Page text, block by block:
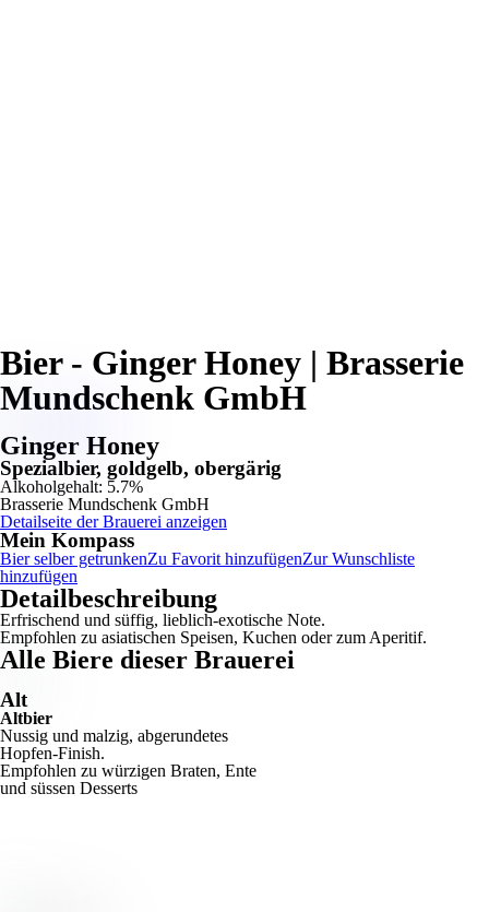
Bier - Ginger Honey | Brasserie
Mundschenk GmbH
Ginger Honey
Spezialbier, goldgelb, obergärig
Alkoholgehalt: 5.7%
Brasserie Mundschenk GmbH
Detailseite der Brauerei anzeigen
Mein Kompass
Bier selber getrunkenZu Favorit hinzufügenZur Wunschliste
hinzufügen
Detailbeschreibung
Erfrischend und süffig, lieblich-exotische Note.
Empfohlen zu asiatischen Speisen, Kuchen oder zum Aperitif.
Alle Biere dieser Brauerei
Alt
Altbier
Nussig und malzig, abgerundetes
Hopfen-Finish.
Empfohlen zu würzigen Braten, Ente
und süssen Desserts